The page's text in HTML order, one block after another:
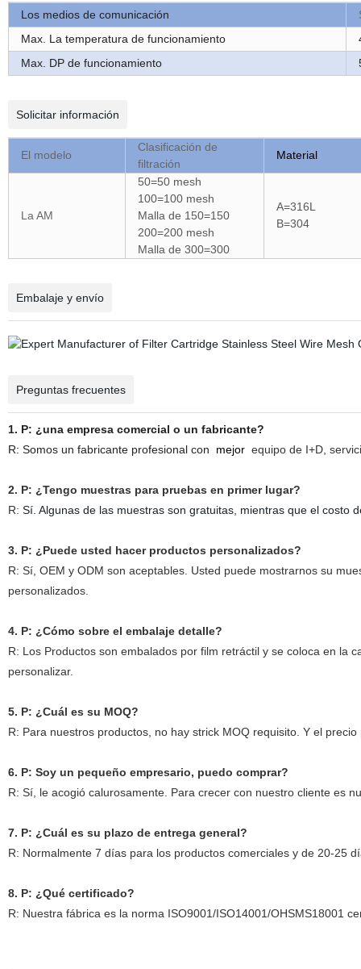
Los medios de comunicación
Max. La temperatura de funcionamiento
Max. DP de funcionamiento
Solicitar información
El modelo
Clasificación de
filtración
Material
La AM
50=50 mesh
100=100 mesh
Malla de 150=150
200=200 mesh
Malla de 300=300
A=316L
B=304
Embalaje y envío
Preguntas frecuentes
1. P: ¿una empresa comercial o un fabricante?
R: Somos un fabricante profesional con
mejor equipo de I+D,
2. P: ¿Tengo muestras para pruebas en primer lugar?
R: Sí. Algunas de las muestras son gratuitas, mientras que el costo
3. P: ¿Puede usted hacer productos personalizados?
R: Sí, OEM y ODM son aceptables. Usted puede mostrarnos su
personalizados.
4. P: ¿Cómo sobre el embalaje detalle?
R: Los Productos son embalados por film retráctil y se coloca en la
personalizar.
5. P: ¿Cuál es su MOQ?
R: Para nuestros productos, no hay strick MOQ requisito. Y el
6. P: Soy un pequeño empresario, puedo comprar?
R: Sí, le acogió calurosamente. Para crecer con nuestro cliente es
7. P: ¿Cuál es su plazo de entrega general?
R: Normalmente 7 días para los productos comerciales y de 20-25
8. P: ¿Qué certificado?
R: Nuestra fábrica es la norma ISO9001/ISO14001/OHSMS18001